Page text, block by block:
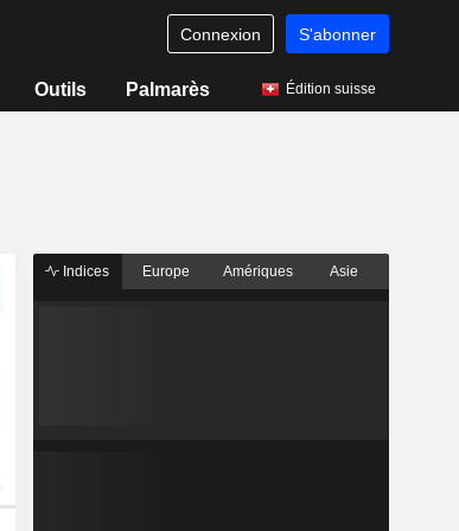
Connexion S'abonner
Outils Palmarès Édition suisse
Indices Europe Amériques Asie